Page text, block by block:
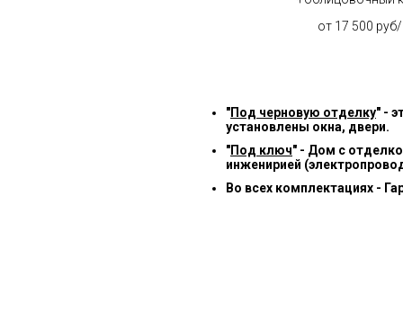
от 17 500
"Под черновую отделку" -
установлены окна, двери.
"Под ключ" - Дом с
инженирией
Во всех комплектациях -